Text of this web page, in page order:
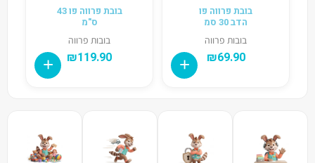
בובת פרווה פו
הדב 30 סמ
בובות פרווה
₪69.90
בובת פרווה פו 43
ס"מ
בובות פרווה
₪119.90